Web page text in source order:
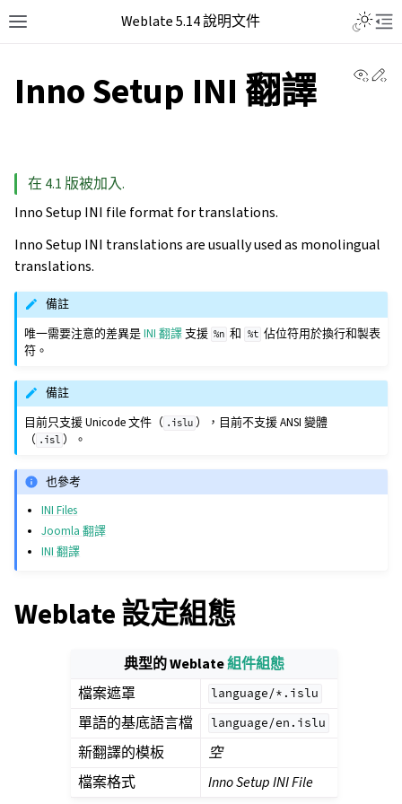
Weblate 5.14 說明文件
Inno Setup INI 翻譯
在 4.1 版被加入.
Inno Setup INI file format for translations.
Inno Setup INI translations are usually used as monolingual
translations.
備註
唯一需要注意的差異是INI 翻譯 支援 %n 和 %t 佔位符用於換行和製表
符。
備註
目前只支援 Unicode 文件（ .islu ），目前不支援 ANSI 變體
（ .isl ）。
也參考
INI Files
Joomla 翻譯
INI 翻譯
Weblate 設定組態
典型的 Weblate組件組態
檔案遮罩
language/*.islu
單語的基底語言檔 language/en.islu
新翻譯的模板
空
檔案格式
Inno Setup INI File